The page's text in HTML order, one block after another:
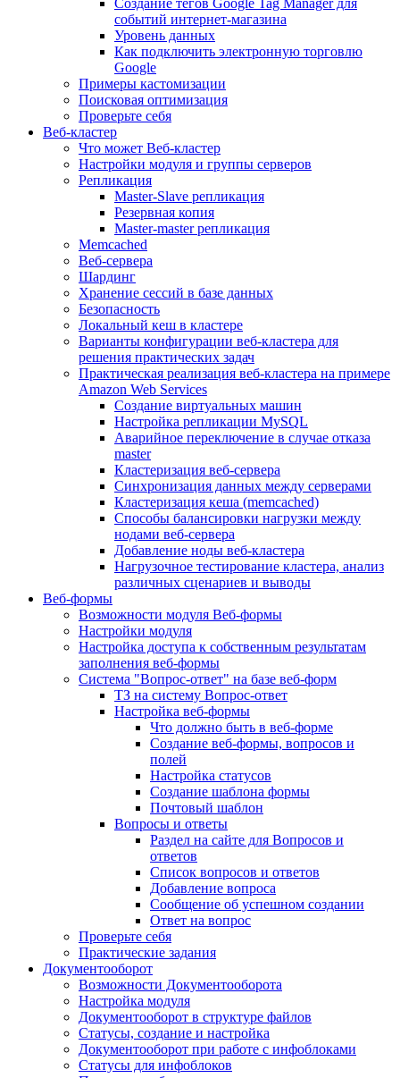
Создание тегов Google Tag Manager для
событий интернет-магазина
Уровень данных
Как подключить электронную торговлю
Google
Примеры кастомизации
Поисковая оптимизация
Проверьте себя
Веб-кластер
Что может Веб-кластер
Настройки модуля и группы серверов
Репликация
Master-Slave репликация
Резервная копия
Master-master репликация
Memcached
Веб-сервера
Шардинг
Хранение сессий в базе данных
Безопасность
Локальный кеш в кластере
Варианты конфигурации веб-кластера для
решения практических задач
Практическая реализация веб-кластера на примере
Amazon Web Services
Создание виртуальных машин
Настройка репликации MySQL
Аварийное переключение в случае отказа
master
Кластеризация веб-сервера
Синхронизация данных между серверами
Кластеризация кеша (memcached)
Способы балансировки нагрузки между
нодами веб-сервера
Добавление ноды веб-кластера
Нагрузочное тестирование кластера, анализ
различных сценариев и выводы
Веб-формы
Возможности модуля Веб-формы
Настройки модуля
Настройка доступа к собственным результатам
заполнения веб-формы
Система "Вопрос-ответ" на базе веб-форм
ТЗ на систему Вопрос-ответ
Настройка веб-формы
Что должно быть в веб-форме
Создание веб-формы, вопросов и
полей
Настройка статусов
Создание шаблона формы
Почтовый шаблон
Вопросы и ответы
Раздел на сайте для Вопросов и
ответов
Список вопросов и ответов
Добавление вопроса
Сообщение об успешном создании
Ответ на вопрос
Проверьте себя
Практические задания
Документооборот
Возможности Документооборота
Настройка модуля
Документооборот в структуре файлов
Статусы, создание и настройка
Документооборот при работе с инфоблоками
Статусы для инфоблоков